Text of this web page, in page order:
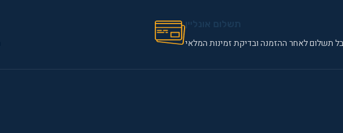
תשלום לאחר ההזמנה ובדיקת זמינות המלאי